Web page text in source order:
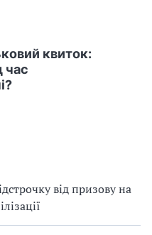
від призову на
квиток:
час